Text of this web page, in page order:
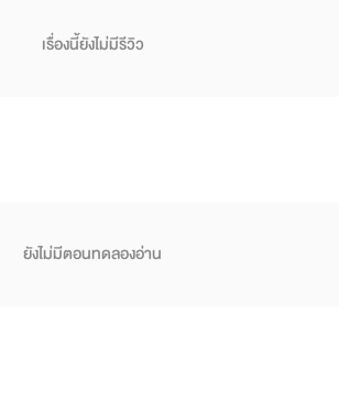
เรื่องนี้ยังไม่มีรีวิว
ยังไม่มีตอนทดลองอ่าน